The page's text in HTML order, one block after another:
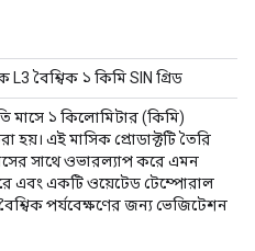
বৈশ্বিক ১ কিমি SIN গ্রিড
মাসে ১ কিলোমিটার (কিমি)
হয়। এই মাসিক প্রোডাক্টটি তৈরি
সাথে ওভারল্যাপ করে এমন
এবং একটি ওয়েটেড টেম্পোরাল
পর্যবেক্ষণের জন্য ভেজিটেশন